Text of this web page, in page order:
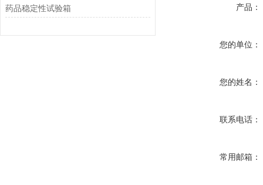
药品稳定性试验箱 产品：
您的单位：
您的姓名：
联系电话：
常用邮箱：